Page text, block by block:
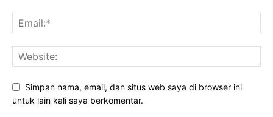
Simpan nama, email, dan situs web saya di browser ini
untuk lain kali saya berkomentar.